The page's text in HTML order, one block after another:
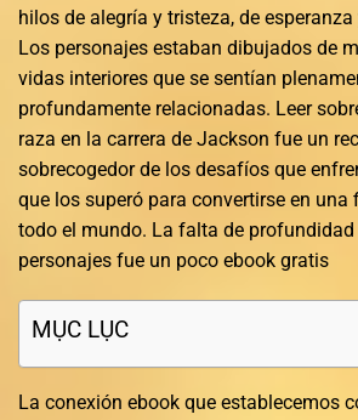
hilos de alegría y tristeza, de
Los personajes estaban dibujados de
vidas interiores que se sentían
profundamente relacionadas. Leer
raza en la carrera de Jackson fue un
sobrecogedor de los desafíos que
que los superó para convertirse en una
todo el mundo. La falta de
personajes fue un poco ebook gratis
MỤC LỤC
La conexión ebook que establecemos